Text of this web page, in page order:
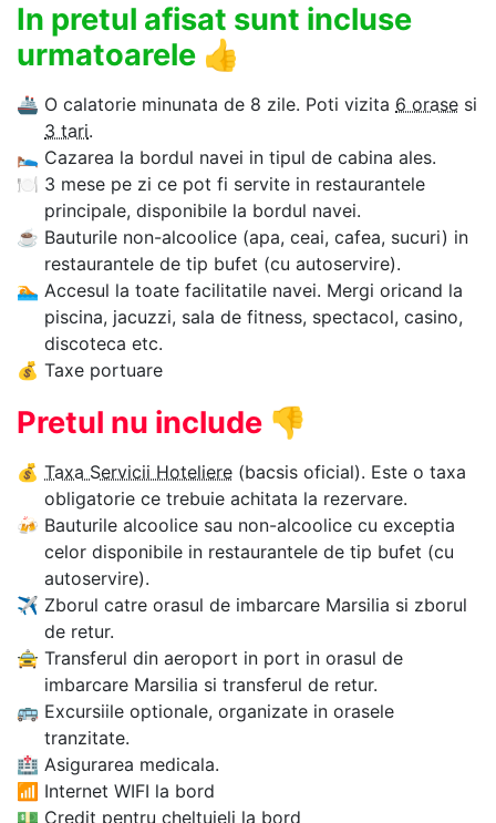
In pretul afisat sunt incluse
urmatoarele 👍
🚢 O calatorie minunata de 8 zile. Poti vizita 6 orase si
3 tari.
🛌 Cazarea la bordul navei in tipul de cabina ales.
🍽 3 mese pe zi ce pot fi servite in restaurantele
principale, disponibile la bordul navei.
☕ Bauturile non-alcoolice (apa, ceai, cafea, sucuri) in
restaurantele de tip bufet (cu autoservire).
🏊‍ Accesul la toate facilitatile navei. Mergi oricand la
piscina, jacuzzi, sala de fitness, spectacol, casino,
discoteca etc.
💰 Taxe portuare
Pretul nu include 👎
💰 Taxa Servicii Hoteliere (bacsis oficial). Este o taxa
obligatorie ce trebuie achitata la rezervare.
🍻 Bauturile alcoolice sau non-alcoolice cu exceptia
celor disponibile in restaurantele de tip bufet (cu
autoservire).
✈ Zborul catre orasul de imbarcare Marsilia si zborul
de retur.
🚖 Transferul din aeroport in port in orasul de
imbarcare Marsilia si transferul de retur.
🚌 Excursiile optionale, organizate in orasele
tranzitate.
🏥 Asigurarea medicala.
📶 Internet WIFI la bord
💵 Credit pentru cheltuieli la bord